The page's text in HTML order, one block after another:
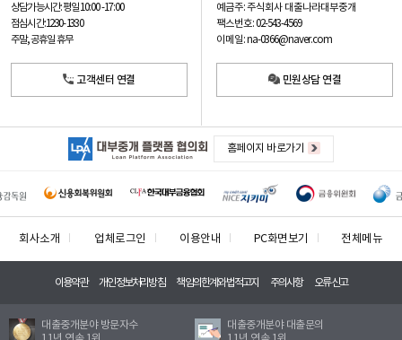
상담가능시간: 평일10:00 -17:00
점심시간: 12:30 - 13:30
주말, 공휴일 휴무
고객센터 연결
예금주: 주식회사 대출나라대부중개
팩스번호: 02-543-4569
이메일: na-0366@naver.com
민원상담 연결
홈페이지 바로가기
회사소개 업체로그인 이용안내 PC화면보기 전체메뉴
이용약관 개인정보처리방침 책임의한계와법적고지 주의사항 오류신고
대출중개분야 방문자수
대출중개분야 대출문의